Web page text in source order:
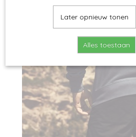
Later opnieuw tonen
Alles toestaan